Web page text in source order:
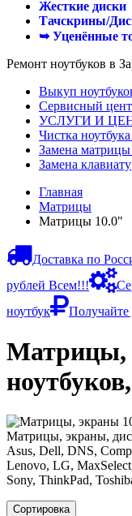
Жесткие диски
Тачскрины/
➥ Уценённые
Ремонт ноутбуков в
Выкуп
Сервисный
УСЛУГИ И
Чистка
Замена матрицы
Замена
Главная
Матрицы
Матрицы 10.0"
Доставка по
рублей Всем!!!
ноутбук
Получайте
Матрицы,
Матрицы, экраны,
Asus, Dell, DNS,
Lenovo, LG,
Sony, ThinkPad,
Сортировка